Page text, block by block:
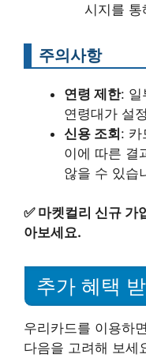
시지를 통
주의사항
연령 제한: 일
연령대가 설
신용 조회: 카
이에 따른 결
않을 수 있습
✅ 마켓컬리 신규 가
아보세요.
추가 혜택
우리카드를 이용하
다음을 고려해 보세